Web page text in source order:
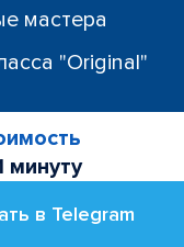
мастера
"Original"
минуту
в Telegram